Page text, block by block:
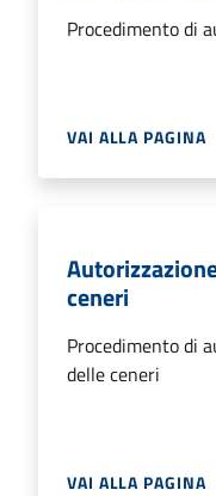
Procedimento di
VAI ALLA PAGINA
ceneri
Procedimento di
delle ceneri
VAI ALLA PAGINA